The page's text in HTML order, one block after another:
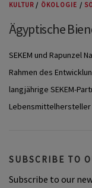
KULTUR / ÖKOLOGIE /
Ägyptische
SEKEM und Rapunzel
Rahmen des
langjährige SEKEM-
Lebensmittelhersteller
SUBSCRIBE TO
Subscribe to our